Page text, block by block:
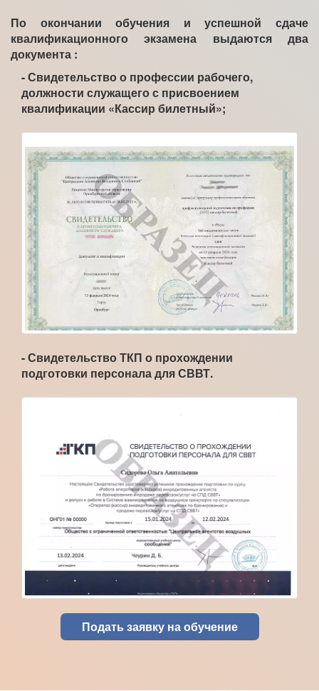
По окончании обучения и успешной сдаче
квалификационного экзамена выдаются два
документа :
- Свидетельство о профессии рабочего,
должности служащего с присвоением
квалификации «Кассир билетный»;
- Свидетельство ТКП о прохождении
подготовки персонала для СВВТ.
Подать заявку на обучение